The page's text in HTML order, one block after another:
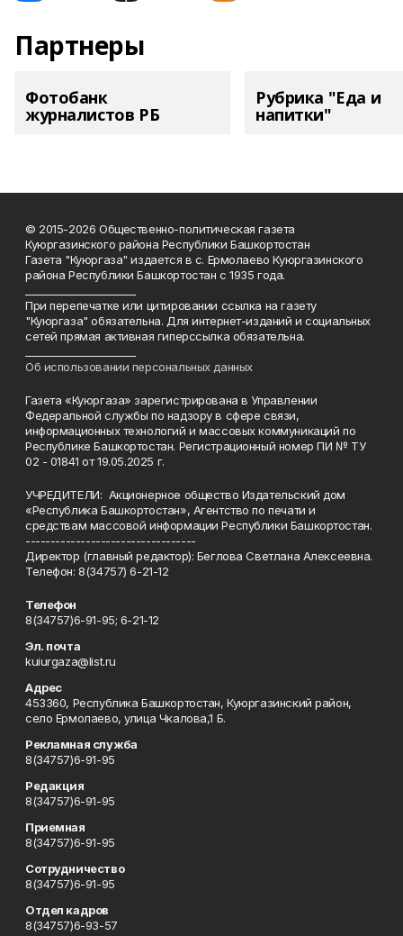
Партнеры
Фотобанк
журналистов РБ
Рубрика "Еда и
напитки"
© 2015-2026 Общественно-политическая газета
Куюргазинского района Республики Башкортостан
Газета "Куюргаза" издается в с. Ермолаево Куюргазинского
района Республики Башкортостан с 1935 года.
При перепечатке или цитировании ссылка на газету
"Куюргаза" обязательна. Для интернет-изданий и социальных
сетей прямая активная гиперссылка обязательна.
Об использовании персональных данных
Газета «Куюргаза» зарегистрирована в Управлении
Федеральной службы по надзору в сфере связи,
информационных технологий и массовых коммуникаций по
Республике Башкортостан. Регистрационный номер ПИ № ТУ
02 - 01841 от 19.05.2025 г.
УЧРЕДИТЕЛИ: Акционерное общество Издательский дом
«Республика Башкортостан», Агентство по печати и
средствам массовой информации Республики Башкортостан.
----------------------------------
Директор (главный редактор): Беглова Светлана Алексеевна.
Телефон: 8(34757) 6-21-12
Телефон
8(34757)6-91-95; 6-21-12
Эл. почта
kuiurgaza@list.ru
Адрес
453360, Республика Башкортостан, Куюргазинский район,
село Ермолаево, улица Чкалова,1 Б.
Рекламная служба
8(34757)6-91-95
Редакция
8(34757)6-91-95
Приемная
8(34757)6-91-95
Сотрудничество
8(34757)6-91-95
Отдел кадров
8(34757)6-93-57